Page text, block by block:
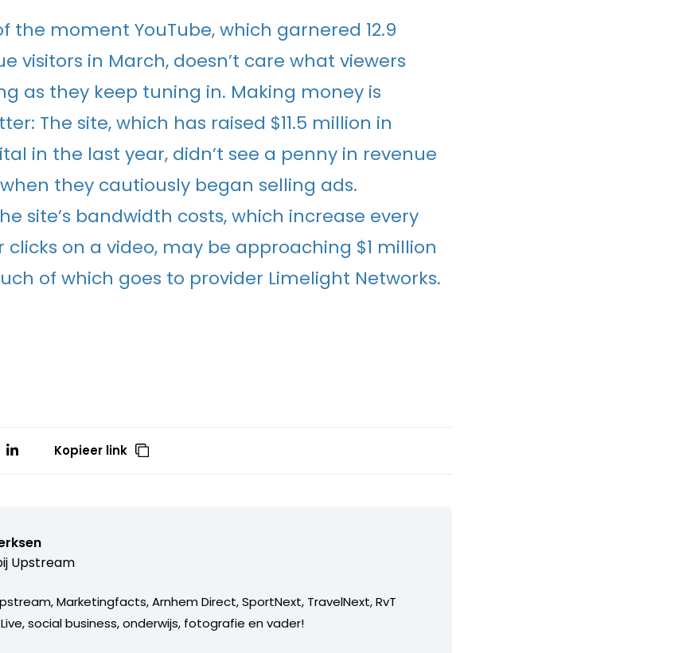
the moment YouTube, which garnered 12.9
visitors in March, doesn’t care what viewers
as they keep tuning in. Making money is
The site, which has raised $11.5 million in
in the last year, didn’t see a penny in revenue
they cautiously began selling ads.
site’s bandwidth costs, which increase every
clicks on a video, may be approaching $1 million
of which goes to provider Limelight Networks.
Kopieer link
Upstream
Marketingfacts, Arnhem Direct, SportNext, TravelNext, RvT
Live, social business, onderwijs, fotografie en vader!